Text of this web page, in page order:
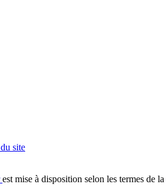
site
est mise à disposition selon les termes de la